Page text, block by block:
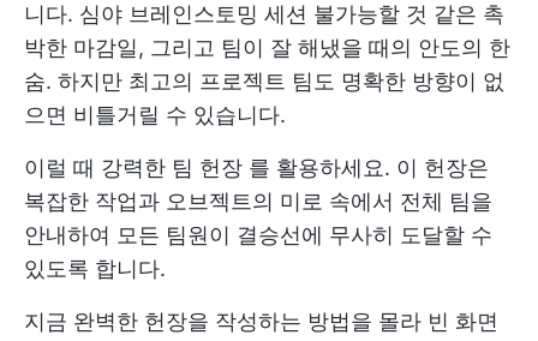
니다. 심야 브레인스토밍 세션 불가능할 것 같은 촉
박한 마감일, 그리고 팀이 잘 해냈을 때의 안도의 한
숨. 하지만 최고의 프로젝트 팀도 명확한 방향이 없
으면 비틀거릴 수 있습니다.
이럴 때 강력한 팀 헌장 를 활용하세요. 이 헌장은
복잡한 작업과 오브젝트의 미로 속에서 전체 팀을
안내하여 모든 팀원이 결승선에 무사히 도달할 수
있도록 합니다.
지금 완벽한 헌장을 작성하는 방법을 몰라 빈 화면